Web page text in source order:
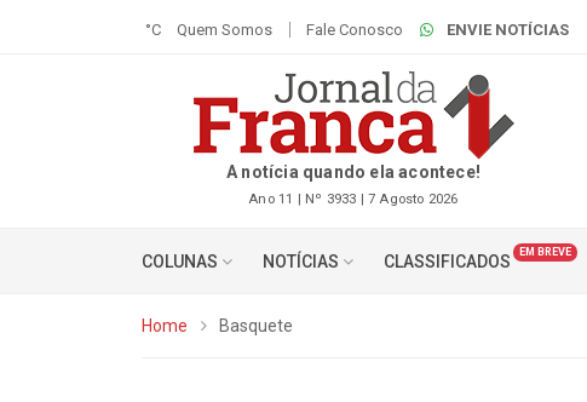
°C Quem Somos Fale Conosco ENVIE NOTÍCIAS
A notícia quando ela acontece!
Ano 11 | Nº 3933 | 7 Agosto 2026
COLUNAS NOTÍCIAS CLASSIFICADOS EM BREVE
Home Basquete